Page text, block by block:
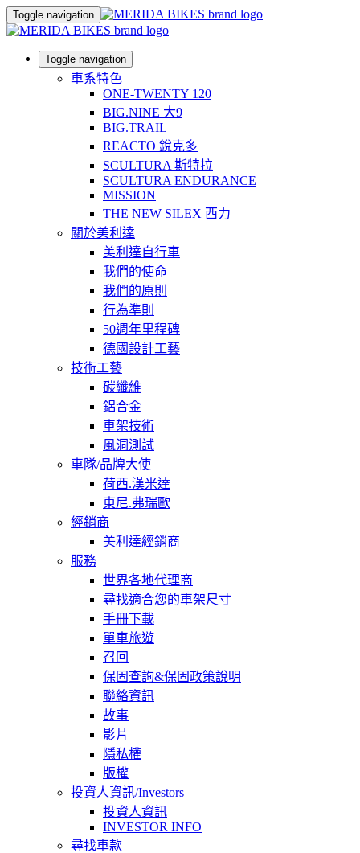
Toggle navigation
Toggle navigation
車系特色
ONE-TWENTY 120
BIG.NINE 大9
BIG.TRAIL
REACTO 銳克多
SCULTURA 斯特拉
SCULTURA ENDURANCE
MISSION
THE NEW SILEX 西力
關於美利達
美利達自行車
我們的使命
我們的原則
行為準則
50週年里程碑
德國設計工藝
技術工藝
碳纖維
鋁合金
車架技術
風洞測試
車隊/品牌大使
荷西.漢米達
東尼.弗瑞歐
經銷商
美利達經銷商
服務
世界各地代理商
尋找適合您的車架尺寸
手冊下載
單車旅遊
召回
保固查詢&保固政策說明
聯絡資訊
故事
影片
隱私權
版權
投資人資訊/Investors
投資人資訊
INVESTOR INFO
尋找車款